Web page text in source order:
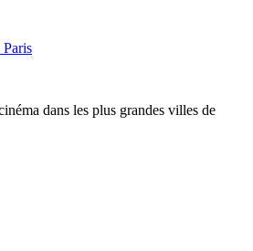
Paris
dans les plus grandes villes de